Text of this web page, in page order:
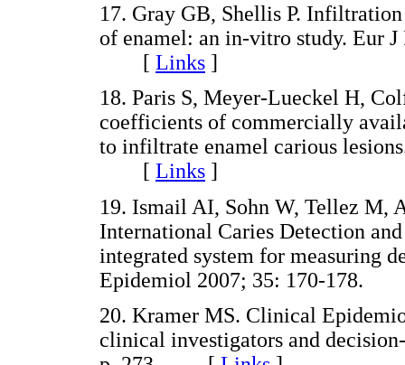
17. Gray GB, Shellis P.
of enamel: an in-vitro study. Eur
[ Links ]
18. Paris S, Meyer-Lueckel H,
coefficients of commercially
to infiltrate enamel carious
[ Links ]
19. Ismail AI, Sohn W, Tellez M,
International Caries Detection
integrated system for measuring
Epidemiol 2007; 35: 170-
20. Kramer MS. Clinical
clinical investigators and